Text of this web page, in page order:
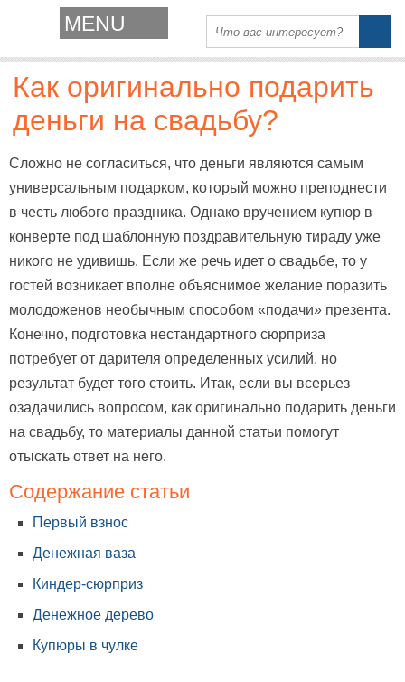
MENU
Как оригинально подарить
деньги на свадьбу?
Сложно не согласиться, что деньги являются самым
универсальным подарком, который можно преподнести
в честь любого праздника. Однако вручением купюр в
конверте под шаблонную поздравительную тираду уже
никого не удивишь. Если же речь идет о свадьбе, то у
гостей возникает вполне объяснимое желание поразить
молодоженов необычным способом «подачи» презента.
Конечно, подготовка нестандартного сюрприза
потребует от дарителя определенных усилий, но
результат будет того стоить. Итак, если вы всерьез
озадачились вопросом, как оригинально подарить деньги
на свадьбу, то материалы данной статьи помогут
отыскать ответ на него.
Содержание статьи
Первый взнос
Денежная ваза
Киндер-сюрприз
Денежное дерево
Купюры в чулке